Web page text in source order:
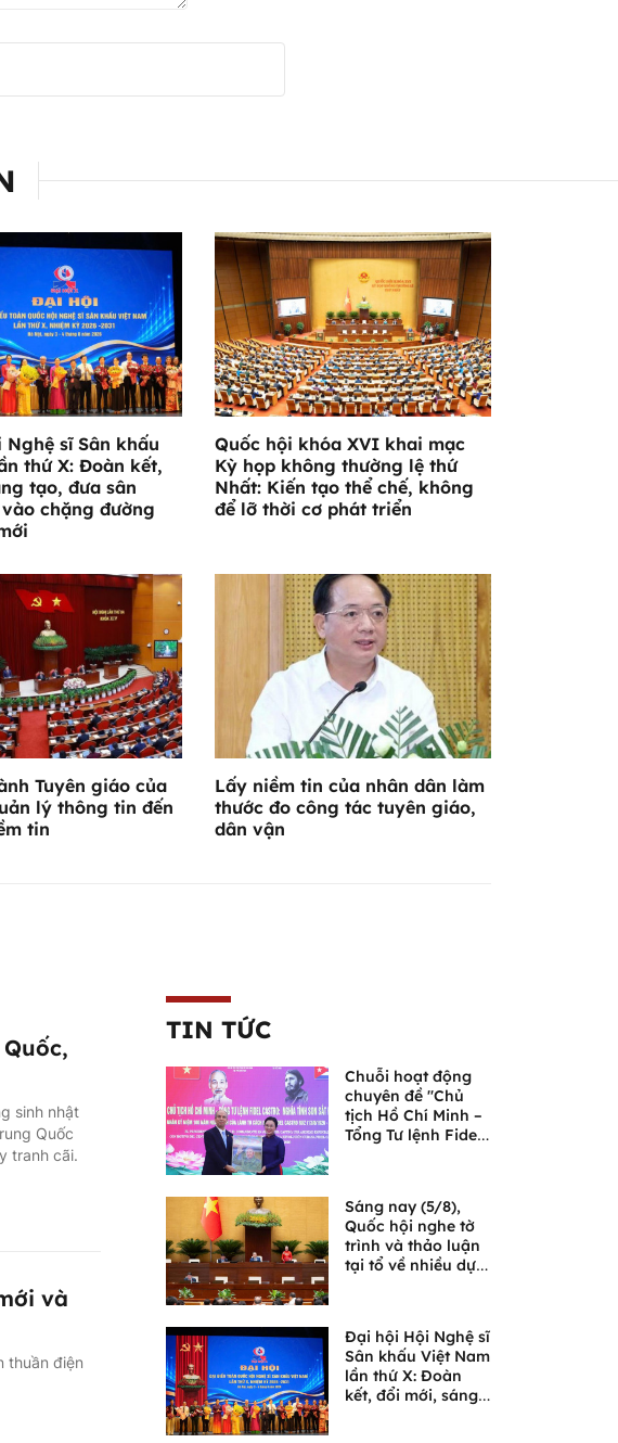
sĩ Sân khấu
thứ X: Đoàn kết,
tạo, đưa sân
chặng đường
Quốc hội khóa XVI khai mạc
Kỳ họp không thường lệ thứ
Nhất: Kiến tạo thể chế, không
để lỡ thời cơ phát triển
Tuyên giáo của
lý thông tin đến
tin
Lấy niềm tin của nhân dân làm
thước đo công tác tuyên giáo,
dân vận
sinh nhật
Quốc
tranh cãi.
và
thuần điện
TIN TỨC
Chuỗi hoạt động
chuyên đề "Chủ
tịch Hồ Chí Minh –
Tổng Tư lệnh Fidel
Sáng nay (5/8),
Quốc hội nghe tờ
trình và thảo luận
tại tổ về nhiều dự
Đại hội Hội Nghệ sĩ
Sân khấu Việt Nam
lần thứ X: Đoàn
kết, đổi mới, sáng